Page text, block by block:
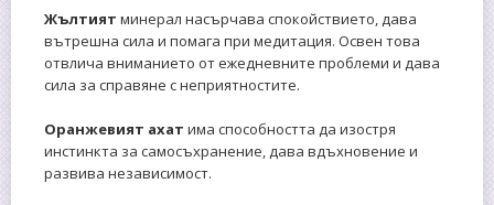
Жълтият минерал насърчава спокойствието, дава
вътрешна сила и помага при медитация. Освен това
отвлича вниманието от ежедневните проблеми и дава
сила за справяне с неприятностите.
Оранжевият ахат има способността да изостря
инстинкта за самосъхранение, дава вдъхновение и
развива независимост.